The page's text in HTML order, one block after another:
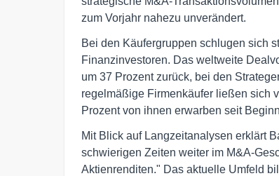
zum Vorjahr nahezu unverändert.
Bei den Käufergruppen schlugen sich
Finanzinvestoren. Das weltweite
um 37 Prozent zurück, bei den
regelmäßige Firmenkäufer ließen sich
Prozent von ihnen erwarben seit
Mit Blick auf Langzeitanalysen erklärt
schwierigen Zeiten weiter im M&A-
Aktienrenditen." Das aktuelle Umfeld